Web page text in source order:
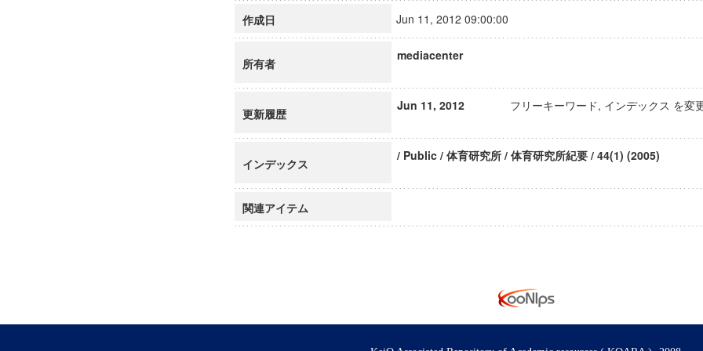
作成日 Jun 11, 2012 09:00:00
所有者
mediacenter
更新履歴
Jun 11, 2012 フリーキーワード, インデックス を変
インデックス
/ Public / 体育研究所 / 体育研究所紀要 / 44(1) (2005)
関連アイテム